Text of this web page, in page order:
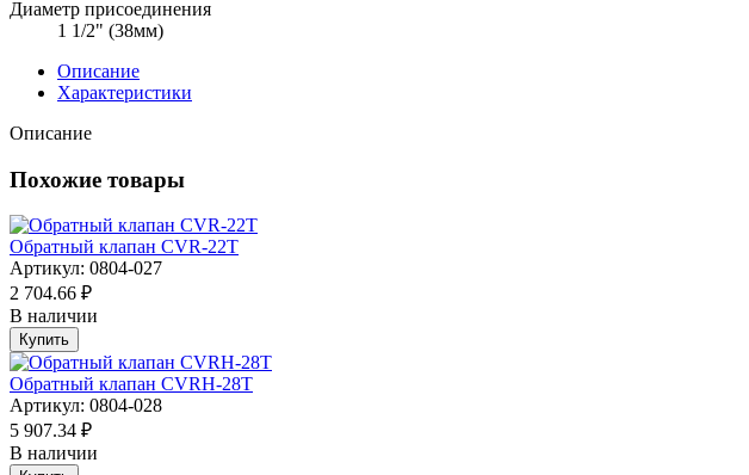
Диаметр присоединения
1 1/2" (38мм)
Описание
Характеристики
Описание
Похожие товары
Обратный клапан CVR-22T
Артикул: 0804-027
2 704.66 ₽
В наличии
Купить
Обратный клапан CVRH-28T
Артикул: 0804-028
5 907.34 ₽
В наличии